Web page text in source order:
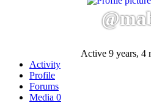
Active 9 years, 4
Activity
Profile
Forums
Media 0